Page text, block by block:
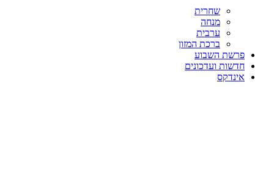
שחרית
מנחה
ערבית
ברכת המזון
פרשת השבוע
חדשות ועדכונים
אינדקס